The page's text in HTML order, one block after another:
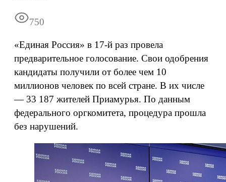
750
«Единая Россия» в 17-й раз провела
предварительное голосование. Свои одобрения
кандидаты получили от более чем 10
миллионов человек по всей стране. В их числе
— 33 187 жителей Приамурья. По данным
федерального оргкомитета, процедура прошла
без нарушений.